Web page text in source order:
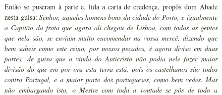
Então se puseram à parte e, lida a carta de credença, propôs dom Abade
nesta guisa:Senhor, aqueles homens bons da cidade do Porto, e igualmente
o Capitão da frota que agora ali chegou de Lisboa, com todas as gentes
que nela são, se enviam muito encomendar na vossa mercê, dizendo que
bem sabeis como este reino, por nossos pecados, é agora diviso em duas
partes, de guisa que a vinda do Anticristo não podia nele fazer maior
divisão do que em por ora esta terra está, pois os castelhanos são todos
contra Portugal, e a maior parte dos portugueses, como bem vedes. Mas
não embargando isto, o Mestre com toda a vontade se pôs de todo a